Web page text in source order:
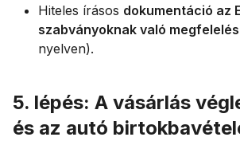
Hiteles írásos dokumentáció az
szabványoknak való
nyelven).
5. lépés: A vásárlás
és az autó